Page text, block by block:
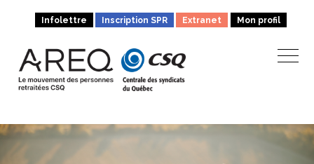
Infolettre Inscription SPR Extranet Mon profil